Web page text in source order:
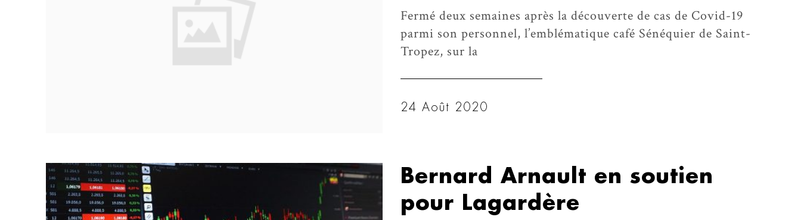
Fermé deux semaines après la découverte de cas de Covid-19
parmi son personnel, l’emblématique café Sénéquier de Saint-
Tropez, sur la
24 Août 2020
Bernard Arnault en soutien
pour Lagardère